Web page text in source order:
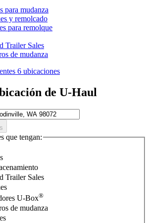
para mudanza
y remolcado
para remolque
Trailer Sales
de mudanza
6 ubicaciones
de U-Haul
que tengan:
Trailer Sales
U-Box®
de mudanza